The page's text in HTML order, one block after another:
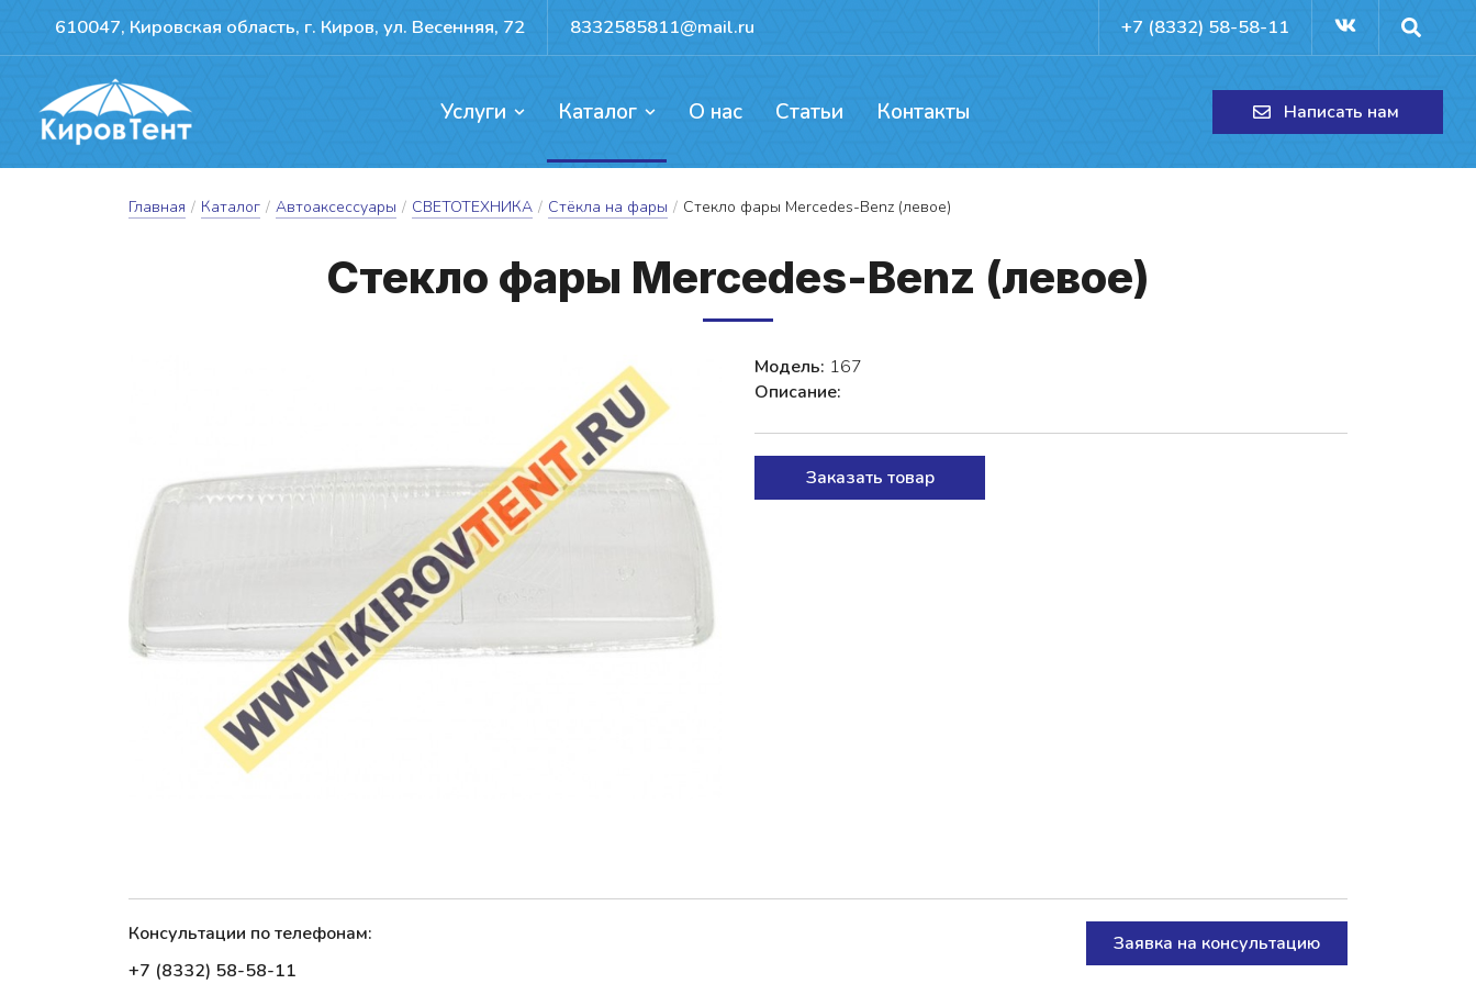
610047, Кировская область, г. Киров, ул. Весенняя, 72 8332585811@mail.ru +7 (8332) 58-58-11
Услуги Каталог О нас Статьи Контакты Написать нам
Главная / Каталог / Автоаксессуары / СВЕТОТЕХНИКА / Стёкла на фары / Стекло фары Mercedes-Benz (левое)
Стек­ло фа­ры Mercedes-Benz (ле­вое)
Модель: 167
Описание:
Заказать товар
Консультации по телефонам:
+7 (8332) 58-58-11
Заявка на консультацию